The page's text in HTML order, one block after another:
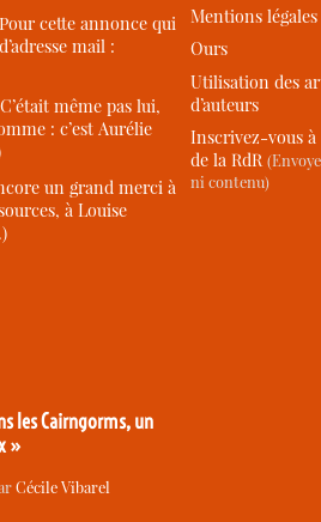
Pour cette annonce qui
mail :
C’était même pas lui,
: c’est Aurélie
un grand merci à
à Louise
les Cairngorms, un
»
Cécile Vibarel
Mentions légales
Ours
Utilisation des
d’auteurs
Inscrivez-vous
de la RdR
ni contenu)